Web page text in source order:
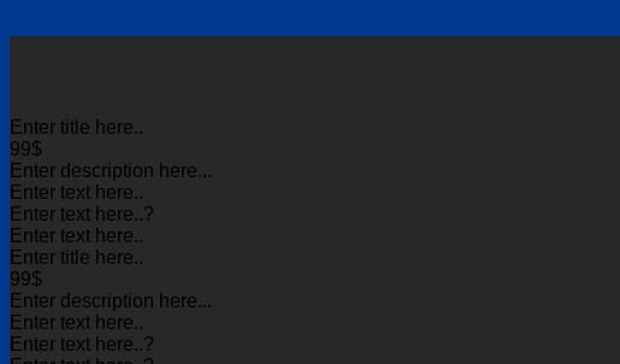
Enter title here..
99$
Enter description here...
Enter text here..
Enter text here..?
Enter text here..
Enter title here..
99$
Enter description here...
Enter text here..
Enter text here..?